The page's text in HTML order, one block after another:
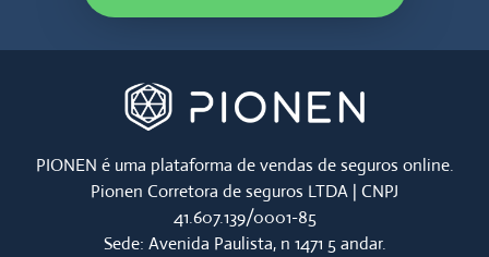
PIONEN é uma plataforma de vendas de seguros online.
Pionen Corretora de seguros LTDA | CNPJ
41.607.139/0001-85
Sede: Avenida Paulista, n 1471 5 andar.